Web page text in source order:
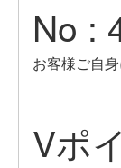
No :
お客様ご自
Vポ